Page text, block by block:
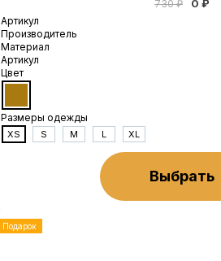
730 ₽ 0 ₽
Артикул
Производитель
Материал
Артикул
Цвет
Размеры одежды
XS S M L XL
Выбрать
Подарок